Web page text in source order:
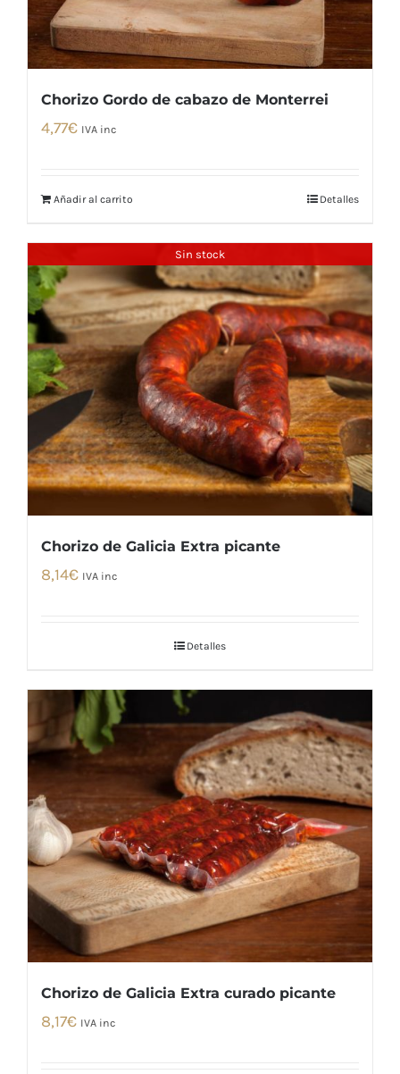
Chorizo Gordo de cabazo de Monterrei
4,77€ IVA inc
Añadir al carrito Detalles
Sin stock
Chorizo de Galicia Extra picante
8,14€ IVA inc
Detalles
Chorizo de Galicia Extra curado picante
8,17€ IVA inc